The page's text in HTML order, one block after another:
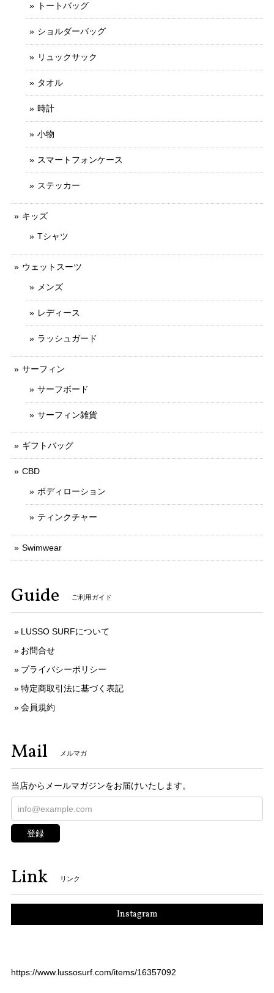
トートバッグ
ショルダーバッグ
リュックサック
タオル
時計
小物
スマートフォンケース
ステッカー
キッズ
Tシャツ
ウェットスーツ
メンズ
レディース
ラッシュガード
サーフィン
サーフボード
サーフィン雑貨
ギフトバッグ
CBD
ボディローション
ティンクチャー
Swimwear
Guide ご利用ガイド
LUSSO SURFについて
お問合せ
プライバシーポリシー
特定商取引法に基づく表記
会員規約
Mail メルマガ
当店からメールマガジンをお届けいたします。
登録
Link リンク
Instagram
https://www.lussosurf.com/items/16357092